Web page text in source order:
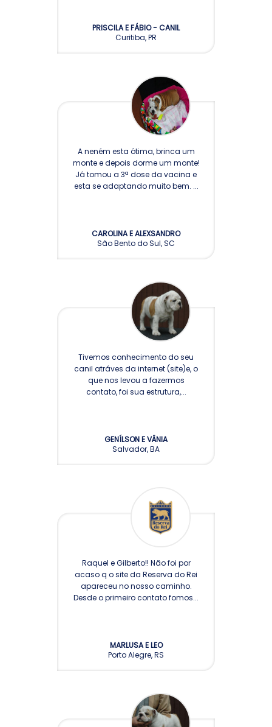
PRISCILA E FÁBIO - CANIL
SHAWNODESE
Curitiba, PR
A neném esta ótima, brinca um
monte e depois dorme um monte!
Já tomou a 3ª dose da vacina e
esta se adaptando muito bem. ...
CAROLINA E ALEXSANDRO
São Bento do Sul, SC
Tivemos conhecimento do seu
canil atráves da internet (site)e, o
que nos levou a fazermos
contato, foi sua estrutura,...
GENÍLSON E VÂNIA
Salvador, BA
Raquel e Gilberto!! Não foi por
acaso q o site da Reserva do Rei
apareceu no nosso caminho.
Desde o primeiro contato fomos...
MARLUSA E LEO
Porto Alegre, RS